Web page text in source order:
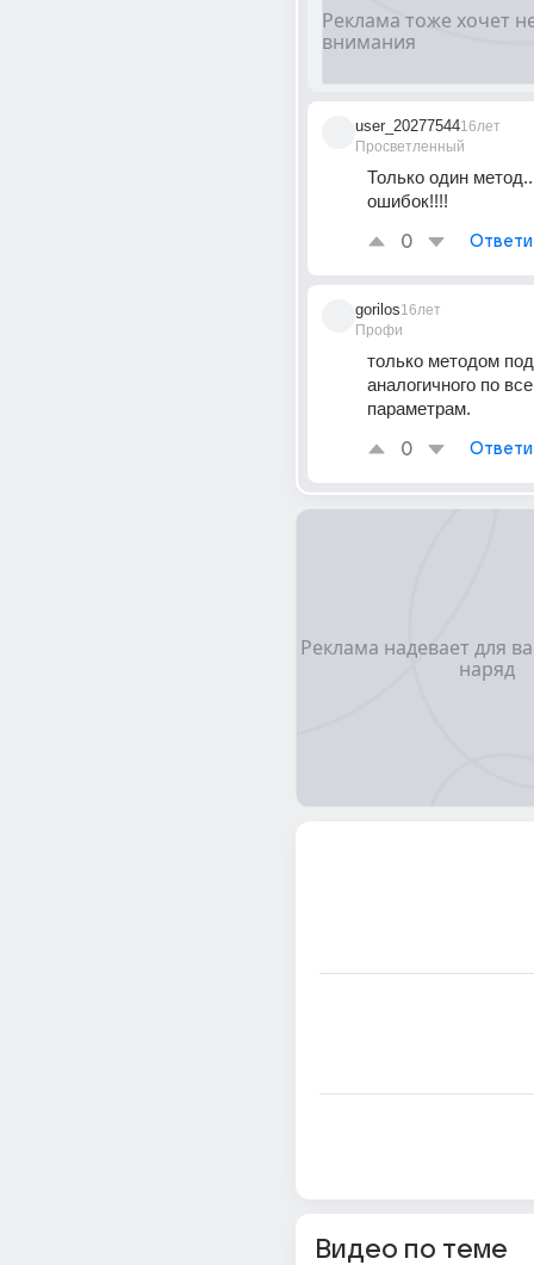
user_20277544
Просветленный
16лет
Только один
ошибок!!!!
0
gorilos
Профи
16лет
только методом
аналогичного по
параметрам.
0
Видео по теме